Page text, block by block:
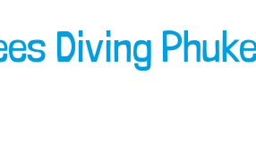
Diving